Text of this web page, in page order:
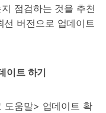
점검하는 것을 추천
버전으로 업데이트
이트 하기
도움말> 업데이트 확